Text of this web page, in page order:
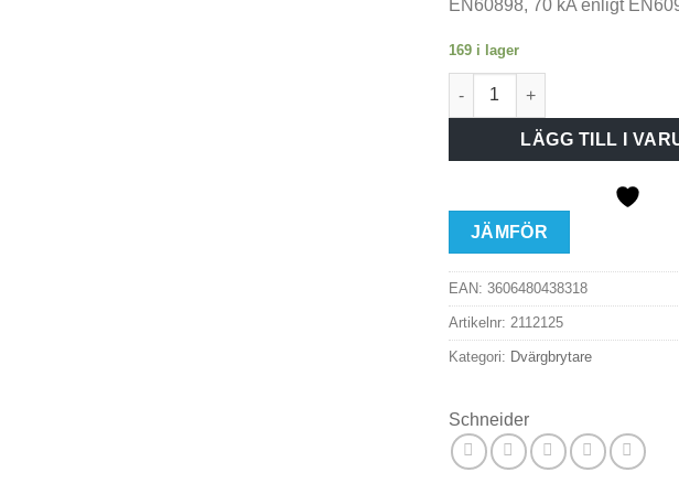
EN60898, 70 kA enligt
169 i lager
Dvärgbrytare IC60H 1P C4A
LÄGG TILL I
JÄMFÖR
EAN: 3606480438318
Artikelnr: 2112125
Kategori: Dvärgbrytare
Schneider